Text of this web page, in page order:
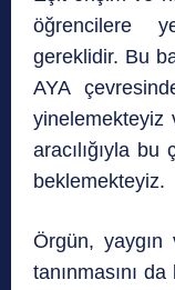
öğrencilere
gereklidir. Bu
AYA
yinelemekteyiz
aracılığıyla
beklemekteyiz.
Örgün,
tanınmasını